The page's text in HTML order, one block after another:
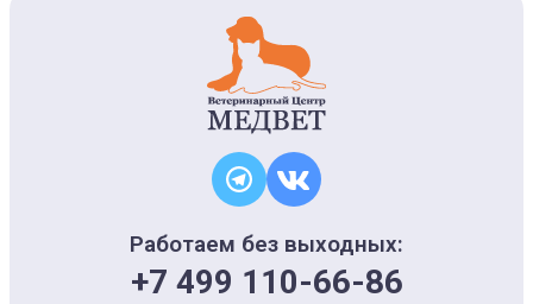
Работаем без выходных:
+7 499 110-66-86